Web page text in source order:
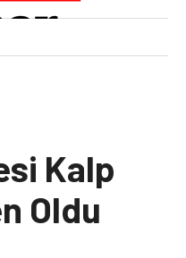
Kalp
Oldu